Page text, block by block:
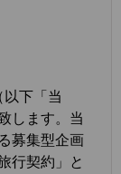
下「当
します。当
募集型企画
行契約」と